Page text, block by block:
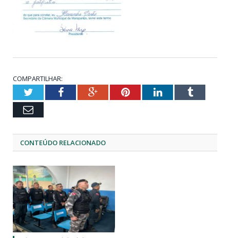
COMPARTILHAR:
TwitterFacebookGoogle+PinterestLinkedInTumblr
Email
CONTEÚDO RELACIONADO